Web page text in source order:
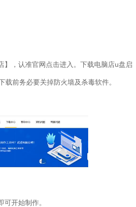
】，认准官网点击进入。下载电脑店u盘启
载前务必要关掉防火墙及杀毒软件。
开始制作。